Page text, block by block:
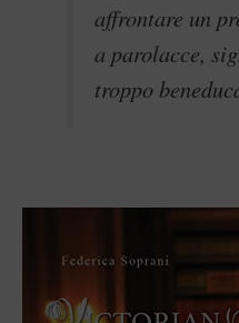
affrontare un
a parolacce,
troppo